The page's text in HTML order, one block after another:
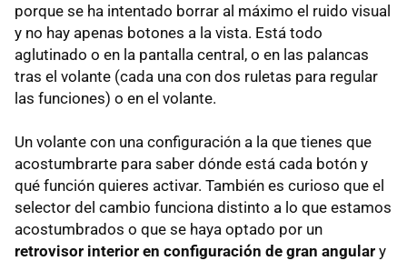
porque se ha intentado borrar al máximo el ruido visual
y no hay apenas botones a la vista. Está todo
aglutinado o en la pantalla central, o en las palancas
tras el volante (cada una con dos ruletas para regular
las funciones) o en el volante.
Un volante con una configuración a la que tienes que
acostumbrarte para saber dónde está cada botón y
qué función quieres activar. También es curioso que el
selector del cambio funciona distinto a lo que estamos
acostumbrados o que se haya optado por un
retrovisor interior en configuración de gran angular y